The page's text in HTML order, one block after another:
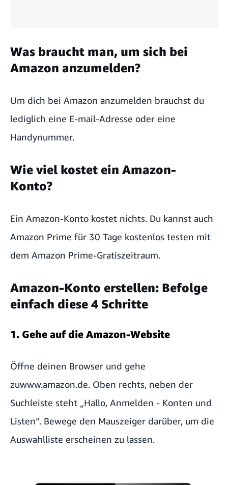
Was braucht man, um sich bei
Amazon anzumelden?
Um dich bei Amazon anzumelden brauchst du
lediglich eine E-mail-Adresse oder eine
Handynummer.
Wie viel kostet ein Amazon-
Konto?
Ein Amazon-Konto kostet nichts. Du kannst auch
Amazon Prime für 30 Tage kostenlos testen mit
dem Amazon Prime-Gratiszeitraum.
Amazon-Konto erstellen: Befolge
einfach diese 4 Schritte
1. Gehe auf die Amazon-Website
Öffne deinen Browser und gehe
zuwww.amazon.de. Oben rechts, neben der
Suchleiste steht „Hallo, Anmelden - Konten und
Listen“. Bewege den Mauszeiger darüber, um die
Auswahlliste erscheinen zu lassen.